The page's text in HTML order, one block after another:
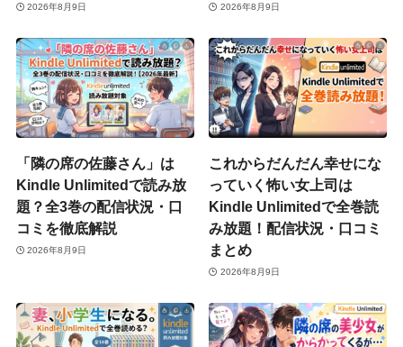
2026年8月9日 2026年8月9日
「隣の席の佐藤さん」は
Kindle Unlimitedで読み放
題？全3巻の配信状況・口
コミを徹底解説
2026年8月9日
これからだんだん幸せにな
っていく怖い女上司は
Kindle Unlimitedで全巻読
み放題！配信状況・口コミ
まとめ
2026年8月9日